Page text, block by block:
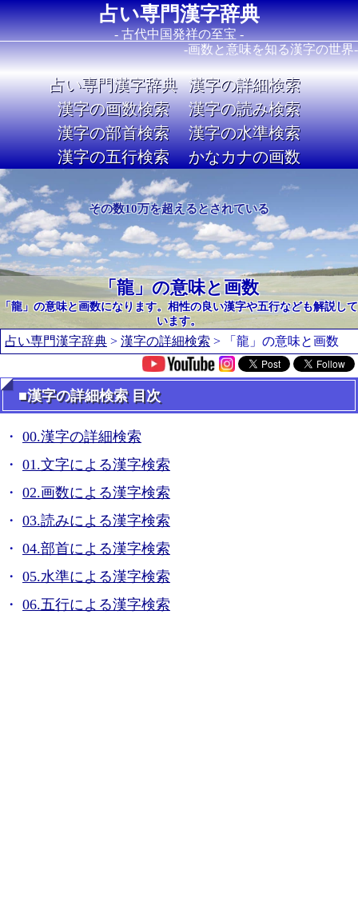
占い専門漢字辞典
- 古代中国発祥の至宝 -
-画数と意味を知る漢字の世界-
占い専門漢字辞典
漢字の詳細検索
漢字の画数検索
漢字の読み検索
漢字の部首検索
漢字の水準検索
漢字の五行検索
かなカナの画数
Image 02
その数10万を超えるとされている
「龍」の意味と画数
「龍」の意味と画数になります。相性の良い漢字や五行なども解説して
います。
占い専門漢字辞典 > 漢字の詳細検索 > 「龍」の意味と画数
■漢字の詳細検索 目次
00.漢字の詳細検索
01.文字による漢字検索
02.画数による漢字検索
03.読みによる漢字検索
04.部首による漢字検索
05.水準による漢字検索
06.五行による漢字検索